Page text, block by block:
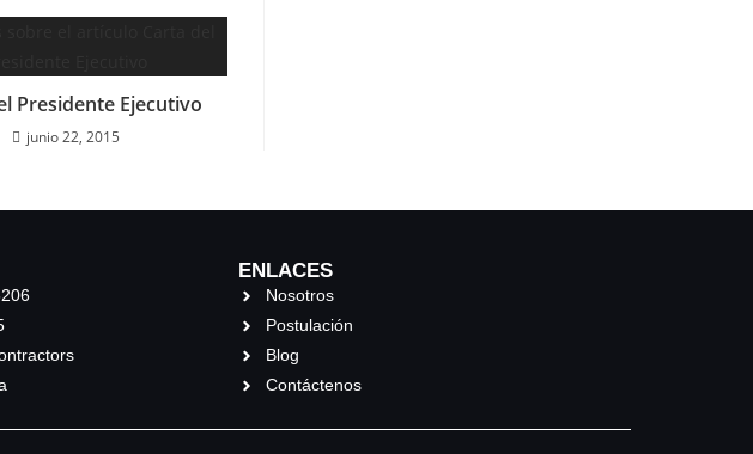
Presidente Ejecutivo
junio 22, 2015
ENLACES
Nosotros
Postulación
Blog
Contáctenos